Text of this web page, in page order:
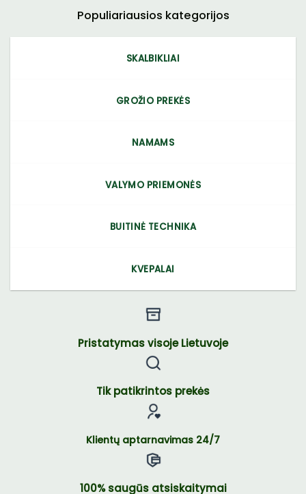
Populiariausios kategorijos
SKALBIKLIAI
GROŽIO PREKĖS
NAMAMS
VALYMO PRIEMONĖS
BUITINĖ TECHNIKA
KVEPALAI
Pristatymas visoje Lietuvoje
Tik patikrintos prekės
Klientų aptarnavimas 24/7
100% saugūs atsiskaitymai